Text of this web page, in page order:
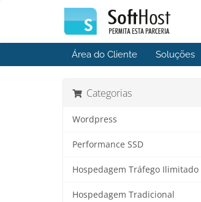
Área do Cliente Soluções
Categorias
Wordpress
Performance SSD
Hospedagem Tráfego Ilimitado
Hospedagem Tradicional